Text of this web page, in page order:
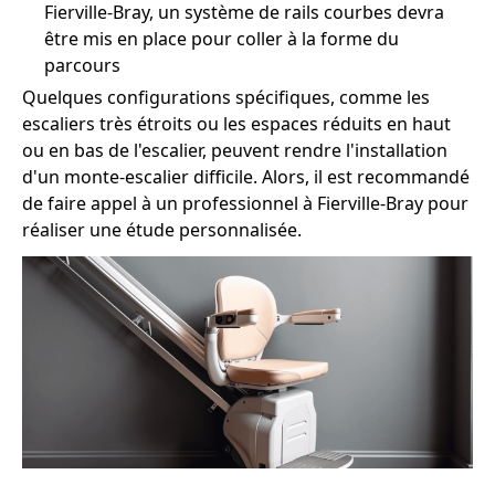
Fierville-Bray, un système de rails courbes devra
être mis en place pour coller à la forme du
parcours
Quelques configurations spécifiques, comme les
escaliers très étroits ou les espaces réduits en haut
ou en bas de l'escalier, peuvent rendre l'installation
d'un monte-escalier difficile. Alors, il est recommandé
de faire appel à un professionnel à Fierville-Bray pour
réaliser une étude personnalisée.